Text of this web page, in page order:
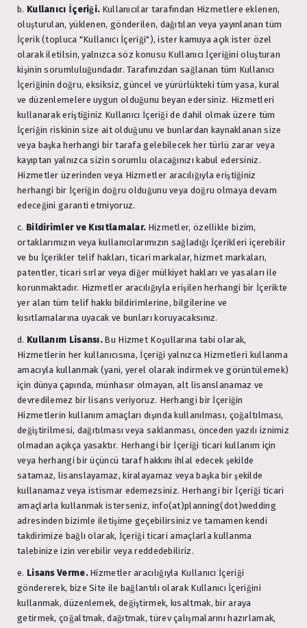
b. Kullanıcı İçeriği.Kullanıcılar tarafından Hizmetlere eklenen,
oluşturulan, yüklenen, gönderilen, dağıtılan veya yayınlanan tüm
İçerik (topluca "Kullanıcı İçeriği"), ister kamuya açık ister özel
olarak iletilsin, yalnızca söz konusu Kullanıcı İçeriğini oluşturan
kişinin sorumluluğundadır. Tarafınızdan sağlanan tüm Kullanıcı
İçeriğinin doğru, eksiksiz, güncel ve yürürlükteki tüm yasa, kural
ve düzenlemelere uygun olduğunu beyan edersiniz. Hizmetleri
kullanarak eriştiğiniz Kullanıcı İçeriği de dahil olmak üzere tüm
İçeriğin riskinin size ait olduğunu ve bunlardan kaynaklanan size
veya başka herhangi bir tarafa gelebilecek her türlü zarar veya
kayıptan yalnızca sizin sorumlu olacağınızı kabul edersiniz.
Hizmetler üzerinden veya Hizmetler aracılığıyla eriştiğiniz
herhangi bir İçeriğin doğru olduğunu veya doğru olmaya devam
edeceğini garanti etmiyoruz.
c. Bildirimler ve Kısıtlamalar.Hizmetler, özellikle bizim,
ortaklarımızın veya kullanıcılarımızın sağladığı İçerikleri içerebilir
ve bu İçerikler telif hakları, ticari markalar, hizmet markaları,
patentler, ticari sırlar veya diğer mülkiyet hakları ve yasaları ile
korunmaktadır. Hizmetler aracılığıyla erişilen herhangi bir İçerikte
yer alan tüm telif hakkı bildirimlerine, bilgilerine ve
kısıtlamalarına uyacak ve bunları koruyacaksınız.
d. Kullanım Lisansı.Bu Hizmet Koşullarına tabi olarak,
Hizmetlerin her kullanıcısına, İçeriği yalnızca Hizmetleri kullanma
amacıyla kullanmak (yani, yerel olarak indirmek ve görüntülemek)
için dünya çapında, münhasır olmayan, alt lisanslanamaz ve
devredilemez bir lisans veriyoruz. Herhangi bir İçeriğin
Hizmetlerin kullanım amaçları dışında kullanılması, çoğaltılması,
değiştirilmesi, dağıtılması veya saklanması, önceden yazılı iznimiz
olmadan açıkça yasaktır. Herhangi bir İçeriği ticari kullanım için
veya herhangi bir üçüncü taraf hakkını ihlal edecek şekilde
satamaz, lisanslayamaz, kiralayamaz veya başka bir şekilde
kullanamaz veya istismar edemezsiniz. Herhangi bir İçeriği ticari
amaçlarla kullanmak isterseniz, info(at)planning(dot)wedding
adresinden bizimle iletişime geçebilirsiniz ve tamamen kendi
takdirimize bağlı olarak, İçeriği ticari amaçlarla kullanma
talebinize izin verebilir veya reddedebiliriz.
e. Lisans Verme.Hizmetler aracılığıyla Kullanıcı İçeriği
göndererek, bize Site ile bağlantılı olarak Kullanıcı İçeriğini
kullanmak, düzenlemek, değiştirmek, kısaltmak, bir araya
getirmek, çoğaltmak, dağıtmak, türev çalışmalarını hazırlamak,